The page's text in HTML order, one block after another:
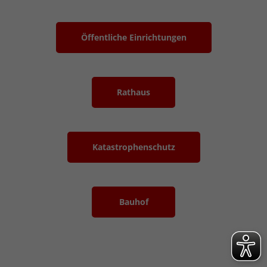
Öffentliche Einrichtungen
Rathaus
Katastrophenschutz
Bauhof